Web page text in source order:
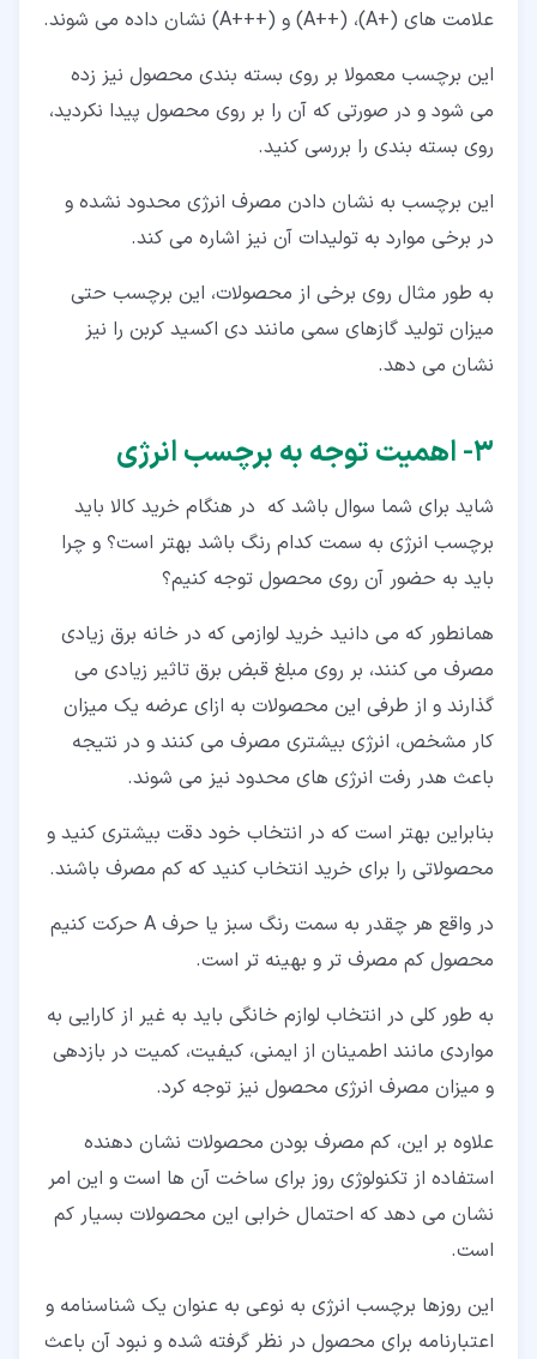
علامت های (+A)، (++A) و (+++A) نشان داده می شوند.
این برچسب معمولا بر روی بسته بندی محصول نیز زده
می شود و در صورتی که آن را بر روی محصول پیدا نکردید،
روی بسته بندی را بررسی کنید.
این برچسب به نشان دادن مصرف انرژی محدود نشده و
در برخی موارد به تولیدات آن نیز اشاره می کند.
به طور مثال روی برخی از محصولات، این برچسب حتی
میزان تولید گازهای سمی مانند دی اکسید کربن را نیز
نشان می دهد.
۳‏- اهمیت توجه به برچسب انرژی
شاید برای شما سوال باشد که در هنگام خرید کالا باید
برچسب انرژی به سمت کدام رنگ باشد بهتر است؟ و چرا
باید به حضور آن روی محصول توجه کنیم؟
همانطور که می دانید خرید لوازمی که در خانه برق زیادی
مصرف می کنند، بر روی مبلغ قبض برق تاثیر زیادی می
گذارند و از طرفی این محصولات به ازای عرضه یک میزان
کار مشخص، انرژی بیشتری مصرف می کنند و در نتیجه
باعث هدر رفت انرژی های محدود نیز می شوند.
بنابراین بهتر است که در انتخاب خود دقت بیشتری کنید و
محصولاتی را برای خرید انتخاب کنید که کم مصرف باشند.
در واقع هر چقدر به سمت رنگ سبز یا حرف A حرکت کنیم
محصول کم مصرف تر و بهینه تر است.
به طور کلی در انتخاب لوازم خانگی باید به غیر از کارایی به
مواردی مانند اطمینان از ایمنی، کیفیت، کمیت در بازدهی
و میزان مصرف انرژی محصول نیز توجه کرد.
علاوه بر این، کم مصرف بودن محصولات نشان دهنده
استفاده از تکنولوژی روز برای ساخت آن ها است و این امر
نشان می دهد که احتمال خرابی این محصولات بسیار کم
است.
این روزها برچسب انرژی به نوعی به عنوان یک شناسنامه و
اعتبارنامه برای محصول در نظر گرفته شده و نبود آن باعث